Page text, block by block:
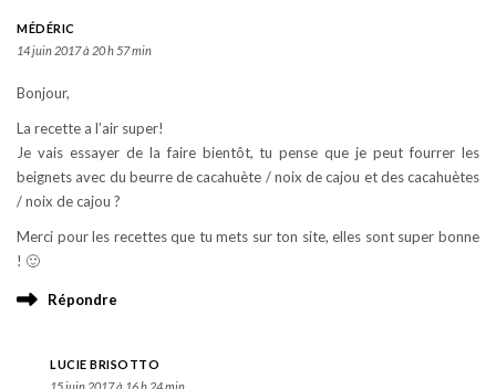
MÉDÉRIC
14 juin 2017 à 20 h 57 min
Bonjour,
La recette a l’air super!
Je vais essayer de la faire bientôt, tu pense que je peut fourrer les
beignets avec du beurre de cacahuète / noix de cajou et des cacahuètes
/ noix de cajou ?
Merci pour les recettes que tu mets sur ton site, elles sont super bonne
! 🙂
Répondre
LUCIE BRISOTTO